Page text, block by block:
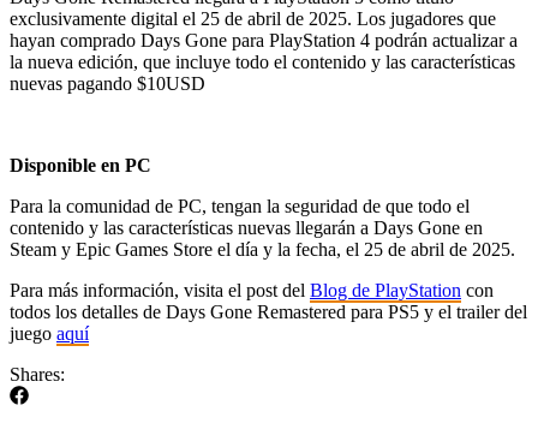
exclusivamente digital el 25 de abril de 2025. Los jugadores que
hayan comprado Days Gone para PlayStation 4 podrán actualizar a
la nueva edición, que incluye todo el contenido y las características
nuevas pagando $10USD
Disponible en PC
Para la comunidad de PC, tengan la seguridad de que todo el
contenido y las características nuevas llegarán a Days Gone en
Steam y Epic Games Store el día y la fecha, el 25 de abril de 2025.
Para más información, visita el post del Blog de PlayStation con
todos los detalles de Days Gone Remastered para PS5 y el trailer del
juego aquí
Shares: